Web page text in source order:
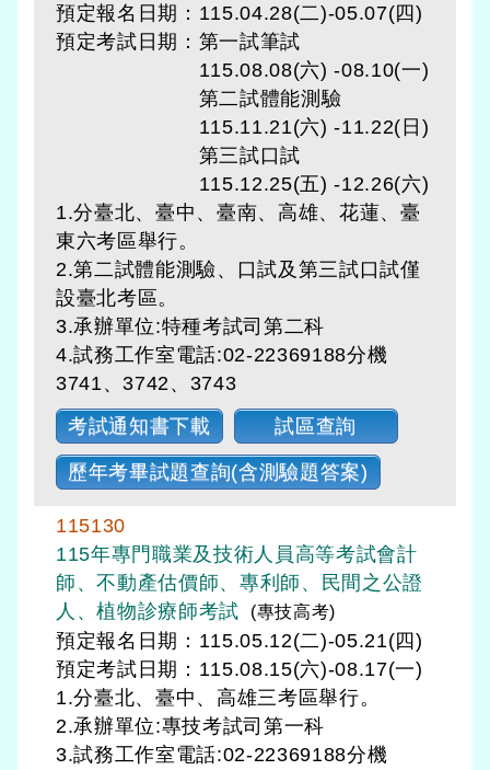
預定報名日期：115.04.28(二)-05.07(四)
預定考試日期： 第一試筆試
115.08.08(六) -08.10(一)
第二試體能測驗
115.11.21(六) -11.22(日)
第三試口試
115.12.25(五) -12.26(六)
1.分臺北、臺中、臺南、高雄、花蓮、臺
東六考區舉行。
2.第二試體能測驗、口試及第三試口試僅
設臺北考區。
3.承辦單位:特種考試司第二科
4.試務工作室電話:02-22369188分機
3741、3742、3743
考試通知書下載
試區查詢
歷年考畢試題查詢(含測驗題答案)
115130
115年專門職業及技術人員高等考試會計
師、不動產估價師、專利師、民間之公證
人、植物診療師考試
(專技高考)
預定報名日期：115.05.12(二)-05.21(四)
預定考試日期： 115.08.15(六)-08.17(一)
1.分臺北、臺中、高雄三考區舉行。
2.承辦單位:專技考試司第一科
3.試務工作室電話:02-22369188分機